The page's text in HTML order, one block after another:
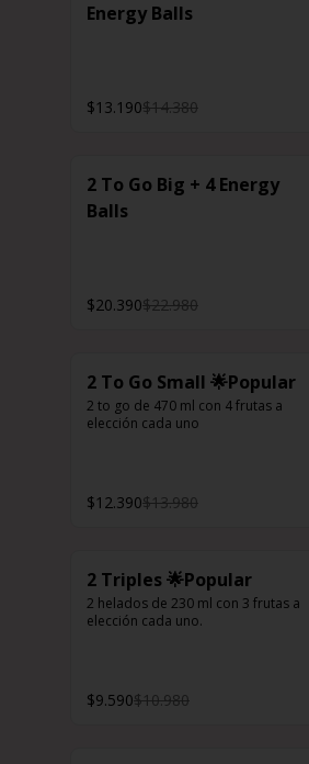
Energy Balls
$13.190$14.380
2 To Go Big + 4 Energy
Balls
$20.390$22.980
2 To Go Small 🌟Popular
2 to go de 470 ml con 4 frutas a
elección cada uno
$12.390$13.980
2 Triples 🌟Popular
2 helados de 230 ml con 3 frutas a
elección cada uno.
$9.590$10.980